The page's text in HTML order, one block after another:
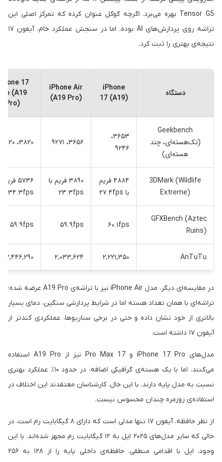
Tensor G5 بهره می‌برد. اگرچه گوگل عنوان کرده که تمرکز اصلی این
تراشه روی پردازش‌های AI بوده، اما در سنجش عملکرد خام، آیفون ۱۷
نتیجه‌ی بهتری را ثبت کرد.
دستگاه
iPhone
17 (A19)
iPhone Air
(A19 Pro)
17
(A19
Pro)
Geekbench
(تک‌هسته‌ای، چند
هسته‌ای)
۳۶۵۳،
۹۲۴۶
۳۶۵۶، ۹۲۷۱ ۳۸۲۰، ۹۸۲۰
3DMark (Wildlife
Extreme)
۴۸۸۴ فریم
با ۲۷.۴fps
۳۸۹۰ فریم با
۲۳.۳fps
۵۷۳۶
۳۴.۳fps
GFXBench (Aztec
Ruins)
۶۰.۱fps ۵۹.۹fps ۵۹.۹fps
AnTuTu ۲,۲۲۱,۳۵۰ ۲,۰۳۳,۶۲۴ ۲,۴۴۶,۲۹۰
در مقایسه‌ای دیگر، مدل iPhone Air نیز با تراشه‌ی A19 Pro عرضه شده؛
تراشه‌ای با همان تعداد هسته اما در شرایط پردازشی سنگین، دمای بسیار
بالاتری از خود نشان داده و حتی در برخی سناریوها، عملکردی کندتر از
آیفون ۱۷ داشته است.
مدل‌های iPhone 17 Pro و 17 Pro Max نیز از A19 Pro استفاده
می‌کنند، اما با یک هسته‌ی گرافیکی اضافه، در حدود ۱۰٪ عملکرد بهتری
نسبت به مدل پایه دارند. با این حال، کارشناسان معتقدند این اختلاف در
استفاده‌ی روزمره چندان محسوس نیست.
از نظر حافظه، آیفون ۱۷ تنها مدلی است که دارای ۸ گیگابایت رم است، در
حالی که سایر مدل‌های ۲۰۲۵ اپل به ۱۲ گیگابایت رم مجهز شده‌اند. با این
وجود، اپل با اقدامی منطقی، حافظه‌ی داخلی پایه را از ۱۲۸ به ۲۵۶